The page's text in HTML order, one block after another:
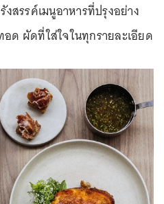
สรรค์เมนูอาหารที่ปรุงอย่าง
อด ผัดที่ใส่ใจในทุกรายละเอียด